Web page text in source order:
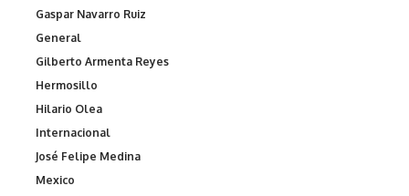
Gaspar Navarro Ruiz
General
Gilberto Armenta Reyes
Hermosillo
Hilario Olea
Internacional
José Felipe Medina
Mexico